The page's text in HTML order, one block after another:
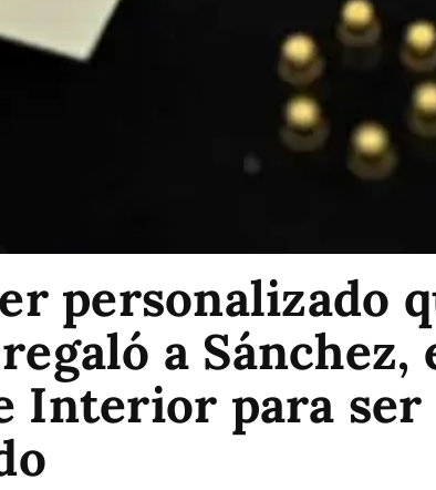
personalizado
a Sánchez,
Interior para ser